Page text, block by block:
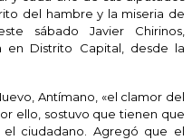
del hambre y la miseria de
sábado Javier Chirinos,
en Distrito Capital, desde la
Antímano, «el clamor del
ello, sostuvo que tienen que
ciudadano. Agregó que el